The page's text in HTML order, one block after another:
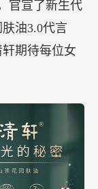
官宣了新生代
油3.0代言
期待每位女